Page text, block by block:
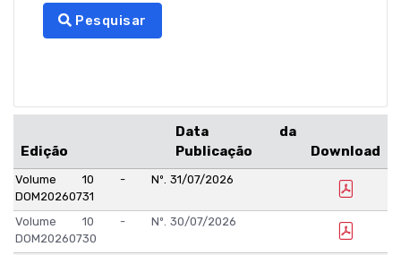
Pesquisar
Edição
Data da
Publicação
Download
Volume 10 - Nº.
DOM20260731
31/07/2026
Volume 10 - Nº.
DOM20260730
30/07/2026